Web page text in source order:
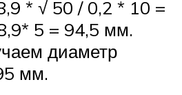
* √ 50 / 0,2 * 10 =
5 = 94,5 мм.
диаметр
мм.